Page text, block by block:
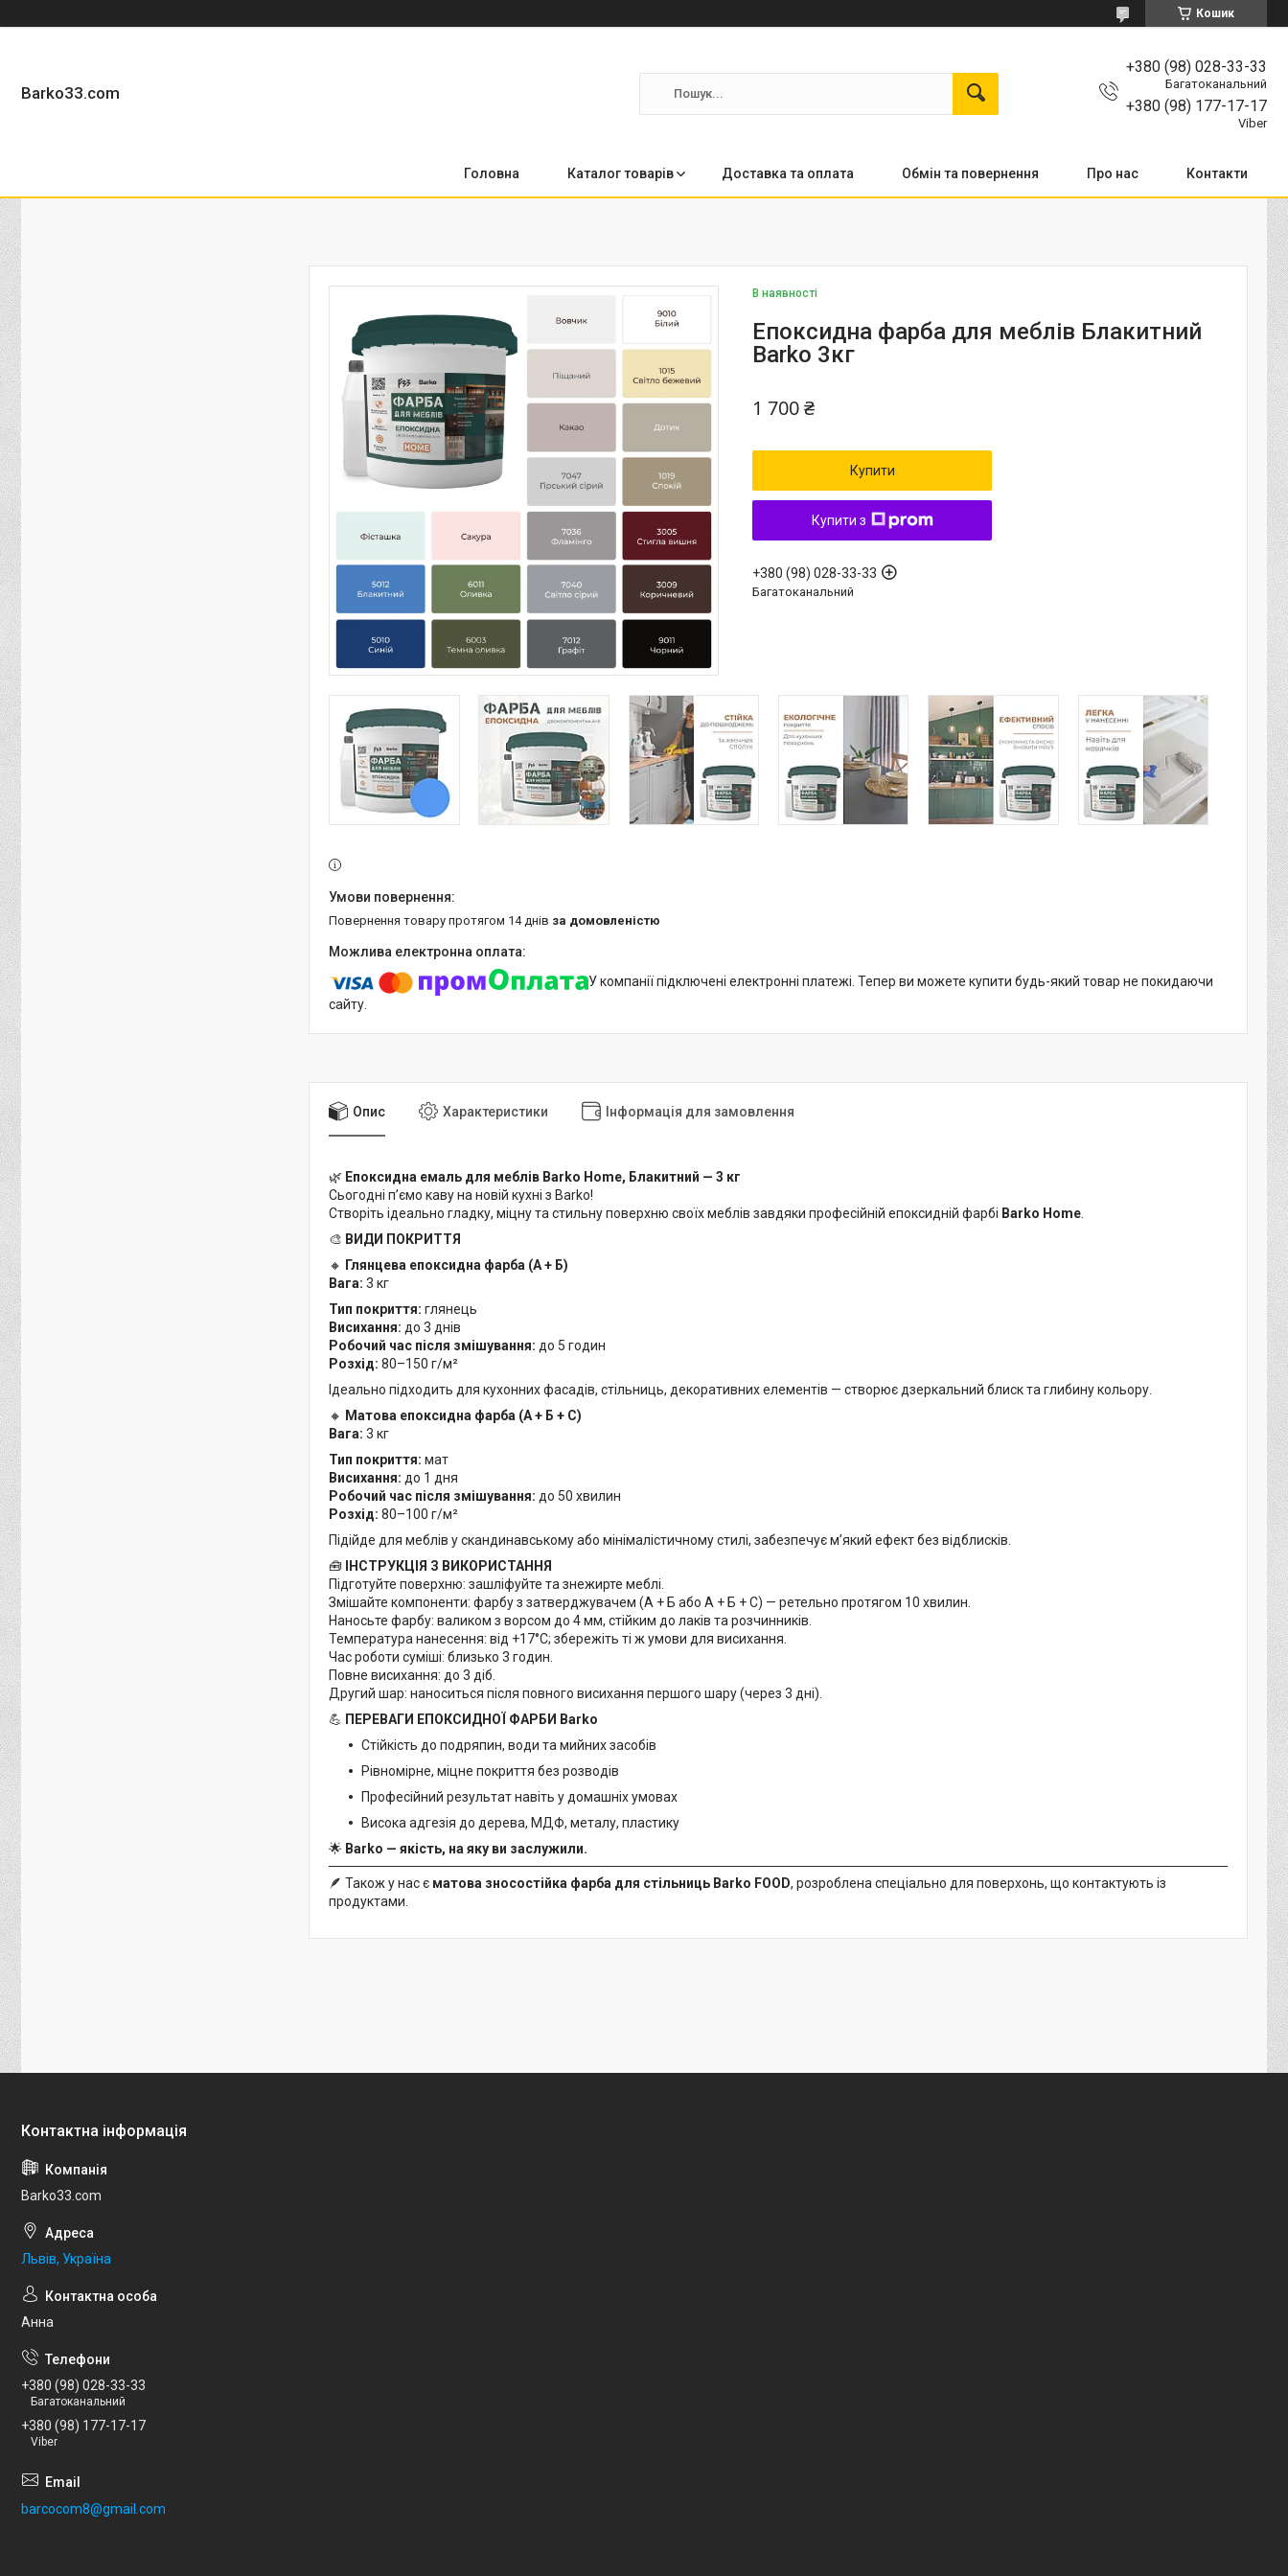
Кошик
Barko33.com
+380 (98) 028-33-33
Багатоканальний
+380 (98) 177-17-17
Viber
Головна Каталог товарів Доставка та оплата Обмін та повернення Про нас Контакти
В наявності
Епоксидна фарба для меблів Блакитний
Barko 3кг
1 700 ₴
Купити
Купити з
+380 (98) 028-33-33
Багатоканальний
повернення товару протягом 14 днів за домовленістю
У компанії підключені електронні платежі. Тепер ви можете купити будь-який товар не покидаючи
сайту.
Опис Характеристики Інформація для замовлення
🌿 Епоксидна емаль для меблів Barko Home, Блакитний — 3 кг
Сьогодні п’ємо каву на новій кухні з Barko!
Створіть ідеально гладку, міцну та стильну поверхню своїх меблів завдяки професійній епоксидній фарбі Barko Home.
🎨 ВИДИ ПОКРИТТЯ
🔸 Глянцева епоксидна фарба (А + Б)
Вага: 3 кг
Тип покриття: глянець
Висихання: до 3 днів
Робочий час після змішування: до 5 годин
Розхід: 80–150 г/м²
Ідеально підходить для кухонних фасадів, стільниць, декоративних елементів — створює дзеркальний блиск та глибину кольору.
🔸 Матова епоксидна фарба (А + Б + С)
Вага: 3 кг
Тип покриття: мат
Висихання: до 1 дня
Робочий час після змішування: до 50 хвилин
Розхід: 80–100 г/м²
Підійде для меблів у скандинавському або мінімалістичному стилі, забезпечує м’який ефект без відблисків.
🧰
ІНСТРУКЦІЯ З ВИКОРИСТАННЯ
Підготуйте поверхню: зашліфуйте та знежирте меблі.
Змішайте компоненти: фарбу з затверджувачем (А + Б або А + Б + С) — ретельно протягом 10 хвилин.
Наносьте фарбу: валиком з ворсом до 4 мм, стійким до лаків та розчинників.
Температура нанесення: від +17°C; збережіть ті ж умови для висихання.
Час роботи суміші: близько 3 годин.
Повне висихання: до 3 діб.
Другий шар: наноситься після повного висихання першого шару (через 3 дні).
💪 ПЕРЕВАГИ ЕПОКСИДНОЇ ФАРБИ Barko
Стійкість до подряпин, води та мийних засобів
Рівномірне, міцне покриття без розводів
Професійний результат навіть у домашніх умовах
Висока адгезія до дерева, МДФ, металу, пластику
🌟 Barko — якість, на яку ви заслужили.
🪶 Також у нас є матова зносостійка фарба для стільниць Barko FOOD, розроблена спеціально для поверхонь, що контактують із
продуктами.
Barko33.com
Львів, Україна
Анна
+380 (98) 028-33-33
Багатоканальний
+380 (98) 177-17-17
Viber
barcocom8@gmail.com